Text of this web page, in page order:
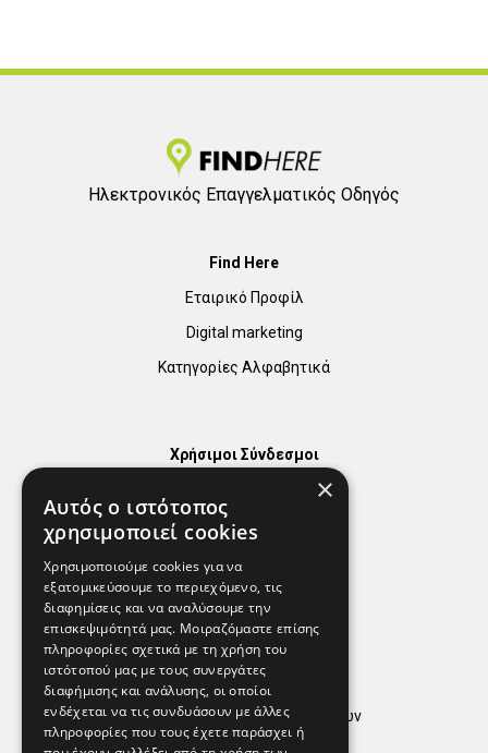
Ηλεκτρονικός Επαγγελματικός Οδηγός
Find Here
Εταιρικό Προφίλ
Digital marketing
Κατηγορίες Αλφαβητικά
Χρήσιμοι Σύνδεσμοι
Χρήσιμα Τηλέφωνα
Εφημερεύοντα Φαρμακεία
Απόρρητο
Όροι Χρήσης
Πολιτική προστασίας δεδομένων
×
Αυτός ο ιστότοπος
χρησιμοποιεί cookies
Χρησιμοποιούμε cookies για να
εξατομικεύσουμε το περιεχόμενο, τις
διαφημίσεις και να αναλύσουμε την
επισκεψιμότητά μας. Μοιραζόμαστε επίσης
πληροφορίες σχετικά με τη χρήση του
ιστότοπού μας με τους συνεργάτες
διαφήμισης και ανάλυσης, οι οποίοι
ενδέχεται να τις συνδυάσουν με άλλες
πληροφορίες που τους έχετε παράσχει ή